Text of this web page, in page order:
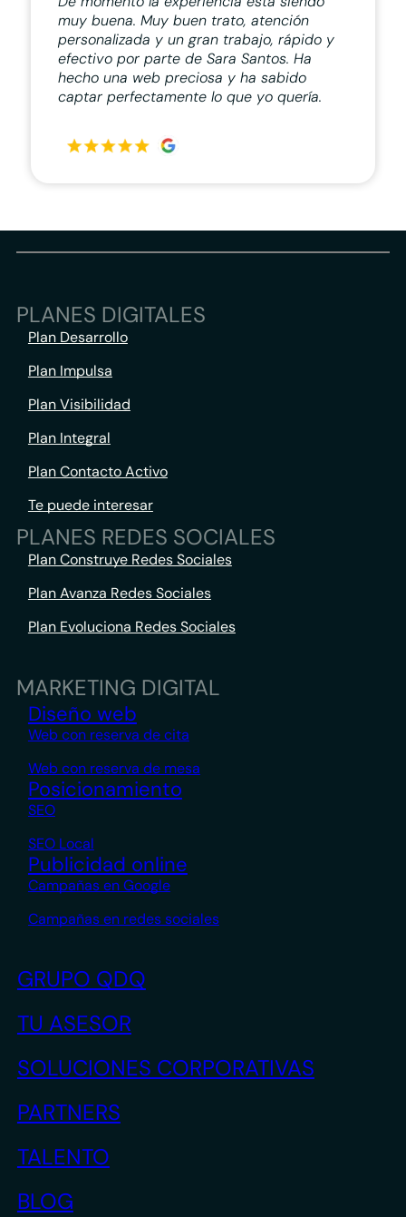
muy buena. Muy buen trato, atención
personalizada y un gran trabajo, rápido y
efectivo por parte de Sara Santos. Ha
hecho una web preciosa y ha sabido
captar perfectamente lo que yo quería.
PLANES DIGITALES
Plan Desarrollo
Plan Impulsa
Plan Visibilidad
Plan Integral
Plan Contacto Activo
Te puede interesar
PLANES REDES SOCIALES
Plan Construye Redes Sociales
Plan Avanza Redes Sociales
Plan Evoluciona Redes Sociales
MARKETING DIGITAL
Diseño web
Web con reserva de cita
Web con reserva de mesa
Posicionamiento
SEO
SEO Local
Publicidad online
Campañas en Google
Campañas en redes sociales
GRUPO QDQ
TU ASESOR
SOLUCIONES CORPORATIVAS
PARTNERS
TALENTO
BLOG